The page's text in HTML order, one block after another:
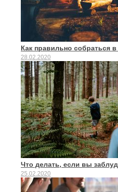
Как правильно собраться в
28.02.2020
Что делать, если вы
25.02.2020